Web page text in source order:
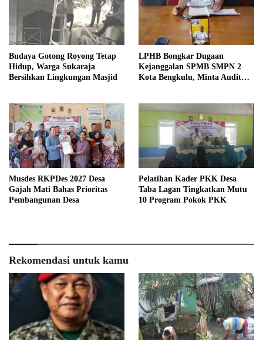
Budaya Gotong Royong Tetap
Hidup, Warga Sukaraja
Bersihkan Lingkungan Masjid
LPHB Bongkar Dugaan
Kejanggalan SPMB SMPN 2
Kota Bengkulu, Minta Audit
Musdes RKPDes 2027 Desa
Gajah Mati Bahas Prioritas
Pembangunan Desa
Pelatihan Kader PKK Desa
Taba Lagan Tingkatkan Mutu
10 Program Pokok PKK
Rekomendasi untuk kamu